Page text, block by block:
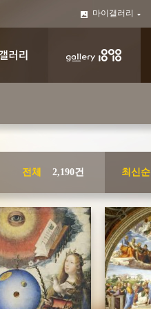
마이갤러리
전체 2,190건 최신순